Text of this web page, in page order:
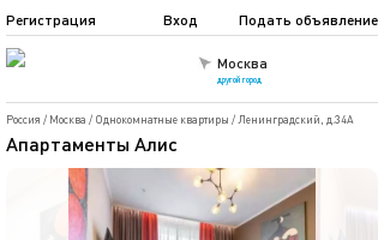
Москва
другой город
Подать объявление
Регистрация Вход
Россия / Москва / Однокомнатные квартиры / Ленинградский, д.34А
Апартаменты Алис